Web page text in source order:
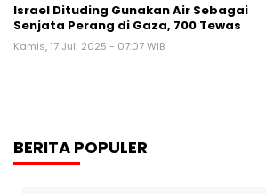
Israel Dituding Gunakan Air Sebagai
Senjata Perang di Gaza, 700 Tewas
Kamis, 17 Juli 2025 - 07:07 WIB
BERITA POPULER